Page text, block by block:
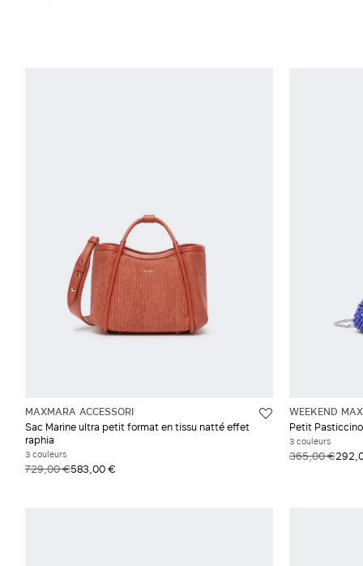
MAXMARA ACCESSORI
Sac Marine ultra petit format en tissu natté effet
raphia
3 couleurs
729,00 €583,00 €
WEEKEND
Petit
3 couleurs
365,00 €